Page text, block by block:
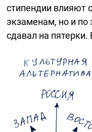
стипендии влияют
экзаменам, но и
сдавал на пятерки.